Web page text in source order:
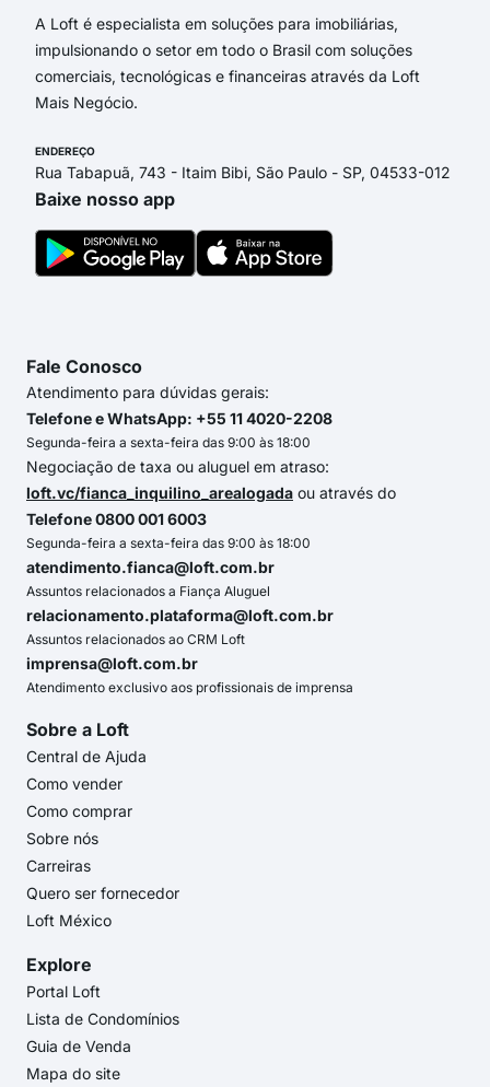
A Loft é especialista em soluções para imobiliárias,
impulsionando o setor em todo o Brasil com soluções
comerciais, tecnológicas e financeiras através da Loft
Mais Negócio.
ENDEREÇO
Rua Tabapuã, 743 - Itaim Bibi, São Paulo - SP, 04533-012
Baixe nosso app
Fale Conosco
Atendimento para dúvidas gerais:
Telefone e WhatsApp: +55 11 4020-2208
Segunda-feira a sexta-feira das 9:00 às 18:00
Negociação de taxa ou aluguel em atraso:
loft.vc/fianca_inquilino_arealogada ou através do
Telefone 0800 001 6003
Segunda-feira a sexta-feira das 9:00 às 18:00
atendimento.fianca@loft.com.br
Assuntos relacionados a Fiança Aluguel
relacionamento.plataforma@loft.com.br
Assuntos relacionados ao CRM Loft
imprensa@loft.com.br
Atendimento exclusivo aos profissionais de imprensa
Sobre a Loft
Central de Ajuda
Como vender
Como comprar
Sobre nós
Carreiras
Quero ser fornecedor
Loft México
Explore
Portal Loft
Lista de Condomínios
Guia de Venda
Mapa do site